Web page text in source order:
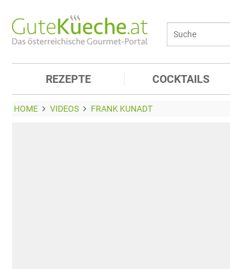
REZEPTE COCKTAILS
HOME VIDEOS FRANK KUNADT